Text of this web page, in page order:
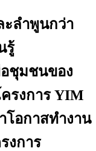
ะลำพูนกว่า
รู้
ชุมชนของ
รงการ YIM
โอกาสทำงาน
งการ